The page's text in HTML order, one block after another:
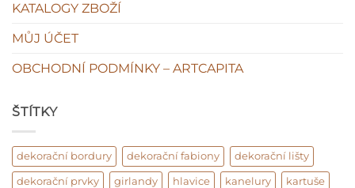
KATALOGY ZBOŽÍ
MŮJ ÚČET
OBCHODNÍ PODMÍNKY – ARTCAPITA
ŠTÍTKY
dekorační bordury dekorační fabiony dekorační lišty
dekorační prvky girlandy hlavice kanelury kartuše